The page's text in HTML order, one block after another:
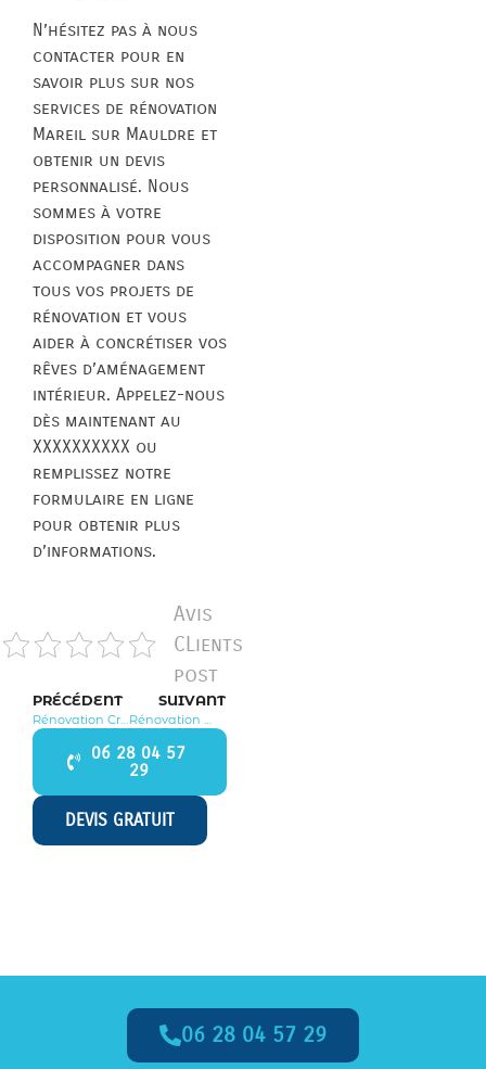
Appelez-Nous dès Maintenant
N’hésitez pas à nous
contacter pour en
savoir plus sur nos
services de rénovation
Mareil sur Mauldre et
obtenir un devis
personnalisé. Nous
sommes à votre
disposition pour vous
accompagner dans
tous vos projets de
rénovation et vous
aider à concrétiser vos
rêves d’aménagement
intérieur. Appelez-nous
dès maintenant au
XXXXXXXXXX ou
remplissez notre
formulaire en ligne
pour obtenir plus
d’informations.
Avis
CLients
post
PRÉCÉDENT SUIVANT
06 28 04 57
29
DEVIS GRATUIT
06 28 04 57 29